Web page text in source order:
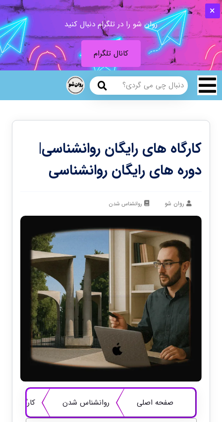
روان شو را در تلگرام دنبال کنید
کانال تلگرام
کارگاه های رایگان روانشناسی|
دوره های رایگان روانشناسی
روان شو روانشناس شدن
صفحه اصلی روانشناس شدن کارگاه